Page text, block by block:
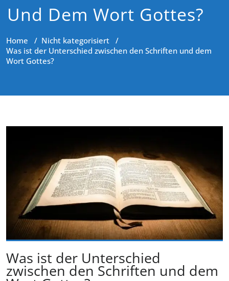
Und Dem Wort Gottes?
Home / Nicht kategorisiert /
Was ist der Unterschied zwischen den Schriften und dem
Wort Gottes?
Was ist der Unterschied
zwischen den Schriften und dem